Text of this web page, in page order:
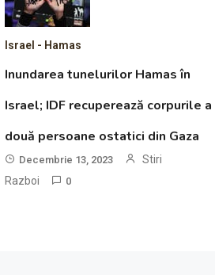
Israel - Hamas
Inundarea tunelurilor Hamas în
Israel; IDF recuperează corpurile a
două persoane ostatici din Gaza
Decembrie 13, 2023
Stiri
Razboi
0